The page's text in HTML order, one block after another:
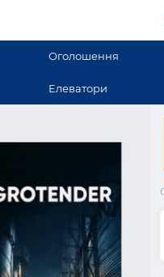
Оголошення
Елеватори